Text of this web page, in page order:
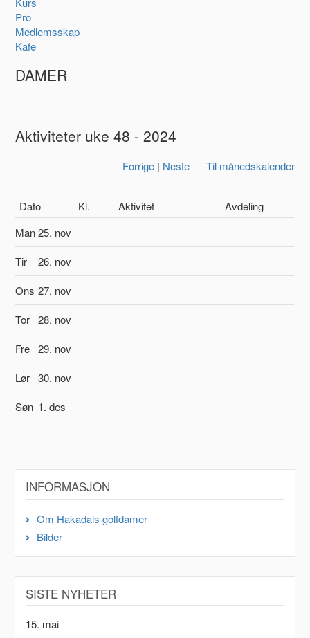
Pro
Medlemsskap
Kafe
DAMER
Aktiviteter uke 48 - 2024
Forrige| Neste Til månedskalender
Dato Kl. Aktivitet
Avdeling
Man25. nov
Tir
26. nov
Ons 27. nov
Tor 28. nov
Fre 29. nov
Lør 30. nov
Søn 1. des
INFORMASJON
Om Hakadals golfdamer
Bilder
SISTE NYHETER
15. mai